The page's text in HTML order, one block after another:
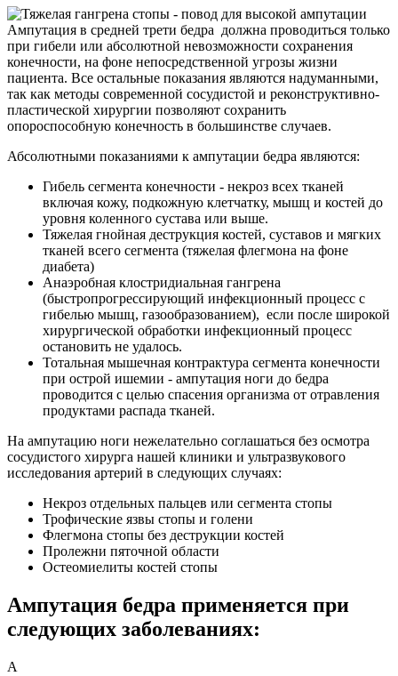
Ампутация в средней трети бедра должна проводиться только
при гибели или абсолютной невозможности сохранения
конечности, на фоне непосредственной угрозы жизни
пациента. Все остальные показания являются надуманными,
так как методы современной сосудистой и реконструктивно-
пластической хирургии позволяют сохранить
опороспособную конечность в большинстве случаев.
Абсолютными показаниями к ампутации бедра являются:
Гибель сегмента конечности - некроз всех тканей
включая кожу, подкожную клетчатку, мышц и костей до
уровня коленного сустава или выше.
Тяжелая гнойная деструкция костей, суставов и мягких
тканей всего сегмента (тяжелая флегмона на фоне
диабета)
Анаэробная клостридиальная гангрена
(быстропрогрессирующий инфекционный процесс с
гибелью мышц, газообразованием), если после широкой
хирургической обработки инфекционный процесс
остановить не удалось.
Тотальная мышечная контрактура сегмента конечности
при острой ишемии - ампутация ноги до бедра
проводится с целью спасения организма от отравления
продуктами распада тканей.
На ампутацию ноги нежелательно соглашаться без осмотра
сосудистого хирурга нашей клиники и ультразвукового
исследования артерий в следующих случаях:
Некроз отдельных пальцев или сегмента стопы
Трофические язвы стопы и голени
Флегмона стопы без деструкции костей
Пролежни пяточной области
Остеомиелиты костей стопы
Ампутация бедра применяется при
следующих заболеваниях:
А